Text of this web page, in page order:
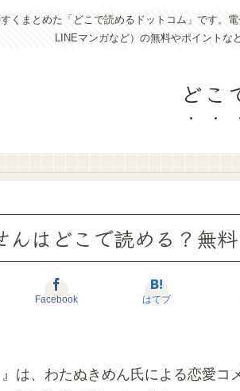
くまとめた「どこで読めるドットコム」です。
LINEマンガなど）の無料やポイントな
どこ
んはどこで読める？無
Facebook はてブ
』は、わたぬきめん氏による恋愛